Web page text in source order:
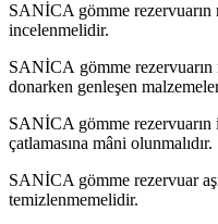
SANİCA gömme
incelenmelidir.
SANİCA gömme rezervuarın
donarken genleşen
SANİCA gömme
çatlamasına mâni olunmalıdır.
SANİCA gömme rezervuar
temizlenmemelidir.